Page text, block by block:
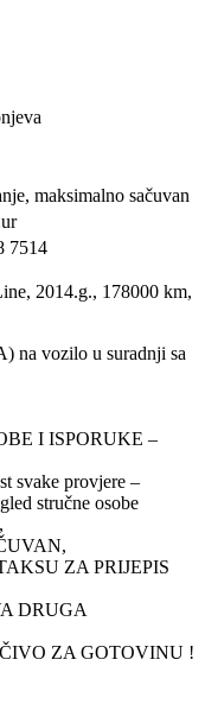
maksimalno sačuvan
7514
2014.g., 178000 km,
na vozilo u suradnji sa
I ISPORUKE –
svake provjere –
stručne osobe
ZA PRIJEPIS
DRUGA
ZA GOTOVINU !